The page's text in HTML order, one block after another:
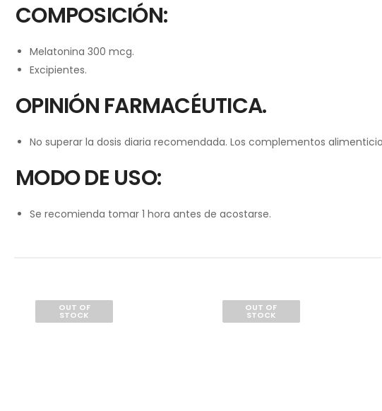
COMPOSICIÓN:
Melatonina 300 mcg.
Excipientes.
OPINIÓN FARMACÉUTICA.
No superar la dosis diaria recomendada. Los complementos
MODO DE USO:
Se recomienda tomar 1 hora antes de acostarse.
OUT OF
STOCK
OUT OF
STOCK